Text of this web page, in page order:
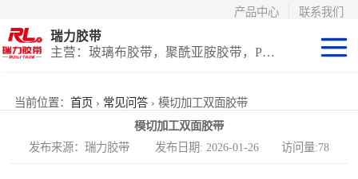
联系我们
产品中心
瑞力胶带
主营：玻璃布胶带，聚酰亚胺胶带，PET高温胶带，耐高温保护膜
当前位置： 首页 › 常见问答 › 模切加工双面胶带
模切加工双面胶带
发布来源：瑞力胶带 发布日期: 2026-01-26 访问量:78
聚酰亚胺系列
玻璃布胶带（特